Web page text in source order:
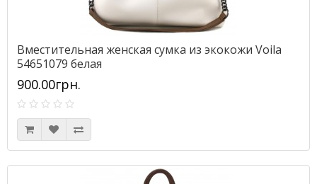
Вместительная женская сумка из экокожи Voila
54651079 белая
900.00грн.